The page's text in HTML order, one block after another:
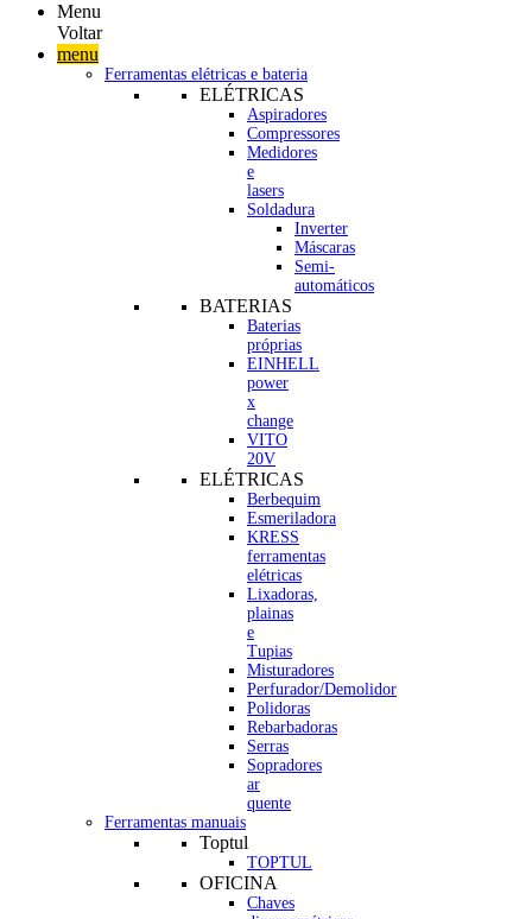
Menu
Voltar
menu
Ferramentas elétricas e bateria
ELÉTRICAS
Aspiradores
Compressores
Medidores
e
lasers
Soldadura
Inverter
Máscaras
Semi-
automáticos
BATERIAS
Baterias
próprias
EINHELL
power
x
change
VITO
20V
ELÉTRICAS
Berbequim
Esmeriladora
KRESS
ferramentas
elétricas
Lixadoras,
plainas
e
Tupias
Misturadores
Perfurador/Demolidor
Polidoras
Rebarbadoras
Serras
Sopradores
ar
quente
Ferramentas manuais
Toptul
TOPTUL
OFICINA
Chaves